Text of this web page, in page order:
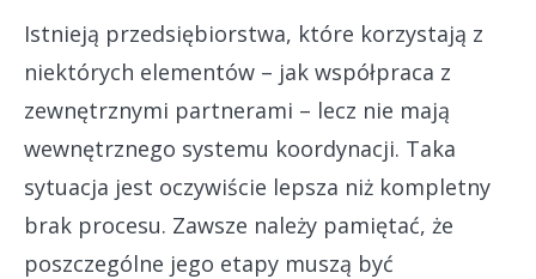
Istnieją przedsiębiorstwa, które korzystają z
niektórych elementów – jak współpraca z
zewnętrznymi partnerami – lecz nie mają
wewnętrznego systemu koordynacji. Taka
sytuacja jest oczywiście lepsza niż kompletny
brak procesu. Zawsze należy pamiętać, że
poszczególne jego etapy muszą być